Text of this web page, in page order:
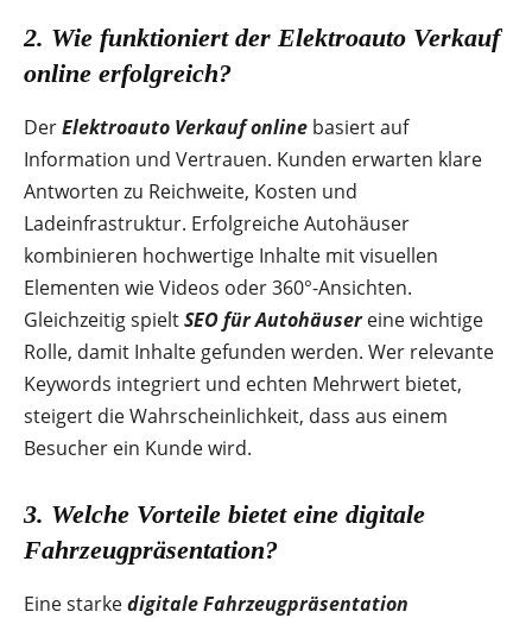
2. Wie funktioniert der Elektroauto Verkauf
online erfolgreich?
DerElektroauto Verkauf online basiert auf
Information und Vertrauen. Kunden erwarten klare
Antworten zu Reichweite, Kosten und
Ladeinfrastruktur. Erfolgreiche Autohäuser
kombinieren hochwertige Inhalte mit visuellen
Elementen wie Videos oder 360°-Ansichten.
Gleichzeitig spieltSEO für Autohäusereine wichtige
Rolle, damit Inhalte gefunden werden. Wer relevante
Keywords integriert und echten Mehrwert bietet,
steigert die Wahrscheinlichkeit, dass aus einem
Besucher ein Kunde wird.
3. Welche Vorteile bietet eine digitale
Fahrzeugpräsentation?
Eine starkedigitale Fahrzeugpräsentation